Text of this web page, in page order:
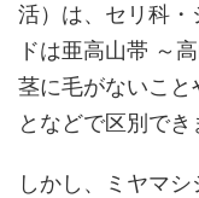
活）は、セリ科
ドは亜高山帯 ～
茎に毛がないこと
となどで区別でき
しかし、ミヤマ